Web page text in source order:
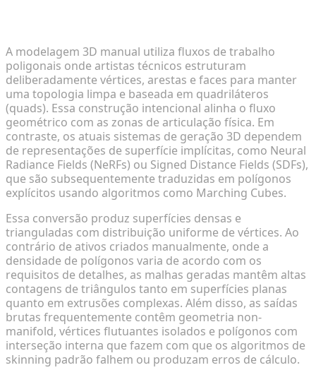
A modelagem 3D manual utiliza fluxos de trabalho
poligonais onde artistas técnicos estruturam
deliberadamente vértices, arestas e faces para manter
uma topologia limpa e baseada em quadriláteros
(quads). Essa construção intencional alinha o fluxo
geométrico com as zonas de articulação física. Em
contraste, os atuais sistemas de geração 3D dependem
de representações de superfície implícitas, como Neural
Radiance Fields (NeRFs) ou Signed Distance Fields (SDFs),
que são subsequentemente traduzidas em polígonos
explícitos usando algoritmos como Marching Cubes.
Essa conversão produz superfícies densas e
trianguladas com distribuição uniforme de vértices. Ao
contrário de ativos criados manualmente, onde a
densidade de polígonos varia de acordo com os
requisitos de detalhes, as malhas geradas mantêm altas
contagens de triângulos tanto em superfícies planas
quanto em extrusões complexas. Além disso, as saídas
brutas frequentemente contêm geometria non-
manifold, vértices flutuantes isolados e polígonos com
interseção interna que fazem com que os algoritmos de
skinning padrão falhem ou produzam erros de cálculo.